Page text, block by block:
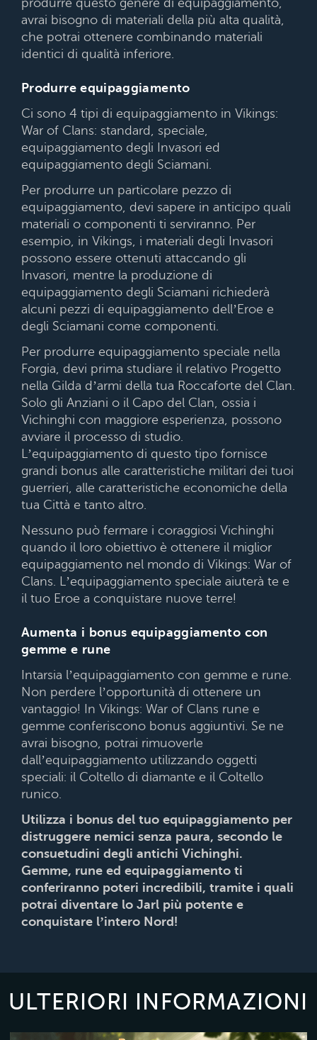
avrai bisogno di materiali della più alta qualità,
che potrai ottenere combinando materiali
identici di qualità inferiore.
Produrre equipaggiamento
Ci sono 4 tipi di equipaggiamento in Vikings:
War of Clans: standard, speciale,
equipaggiamento degli Invasori ed
equipaggiamento degli Sciamani.
Per produrre un particolare pezzo di
equipaggiamento, devi sapere in anticipo quali
materiali o componenti ti serviranno. Per
esempio, in Vikings, i materiali degli Invasori
possono essere ottenuti attaccando gli
Invasori, mentre la produzione di
equipaggiamento degli Sciamani richiederà
alcuni pezzi di equipaggiamento dell’Eroe e
degli Sciamani come componenti.
Per produrre equipaggiamento speciale nella
Forgia, devi prima studiare il relativo Progetto
nella Gilda d’armi della tua Roccaforte del Clan.
Solo gli Anziani o il Capo del Clan, ossia i
Vichinghi con maggiore esperienza, possono
avviare il processo di studio.
L’equipaggiamento di questo tipo fornisce
grandi bonus alle caratteristiche militari dei tuoi
guerrieri, alle caratteristiche economiche della
tua Città e tanto altro.
Nessuno può fermare i coraggiosi Vichinghi
quando il loro obiettivo è ottenere il miglior
equipaggiamento nel mondo di Vikings: War of
Clans. L’equipaggiamento speciale aiuterà te e
il tuo Eroe a conquistare nuove terre!
Aumenta i bonus equipaggiamento con
gemme e rune
Intarsia l’equipaggiamento con gemme e rune.
Non perdere l’opportunità di ottenere un
vantaggio! In Vikings: War of Clans rune e
gemme conferiscono bonus aggiuntivi. Se ne
avrai bisogno, potrai rimuoverle
dall’equipaggiamento utilizzando oggetti
speciali: il Coltello di diamante e il Coltello
runico.
Utilizza i bonus del tuo equipaggiamento per
distruggere nemici senza paura, secondo le
consuetudini degli antichi Vichinghi.
Gemme, rune ed equipaggiamento ti
conferiranno poteri incredibili, tramite i quali
potrai diventare lo Jarl più potente e
conquistare l’intero Nord!
ULTERIORI INFORMAZIONI